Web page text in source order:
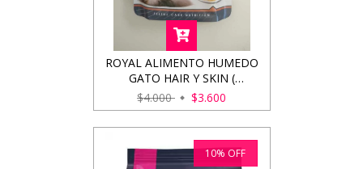
ROYAL ALIMENTO HUMEDO
GATO HAIR Y SKIN (
CUIDADO DE PELO Y PIEL )
85GRS
$4.000 $3.600
10% OFF